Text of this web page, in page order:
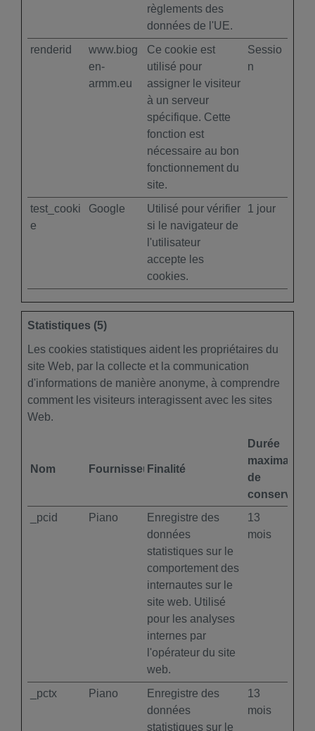
règlements des
données de l'UE.
renderid
www.biog
en-
armm.eu
Ce cookie est
utilisé pour
assigner le visiteur
à un serveur
spécifique. Cette
fonction est
nécessaire au bon
fonctionnement du
site.
Sessio
n
test_cooki
e
Google
Utilisé pour vérifier
si le navigateur de
l'utilisateur
accepte les
cookies.
1 jour
Statistiques (5)
Les cookies statistiques aident les propriétaires du
site Web, par la collecte et la communication
d'informations de manière anonyme, à comprendre
comment les visiteurs interagissent avec les sites
Web.
Nom FournisseurFinalité
Durée
maximale
de
_pcid
Piano
Enregistre des
données
statistiques sur le
comportement des
internautes sur le
site web. Utilisé
pour les analyses
internes par
l'opérateur du site
web.
13
mois
_pctx Piano
Enregistre des
données
statistiques sur le
13
mois